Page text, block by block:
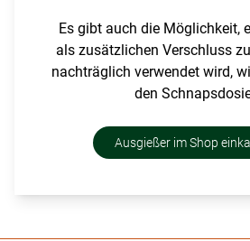
Es gibt auch die Möglichkeit,
als zusätzlichen Verschluss
nachträglich verwendet wird,
den
Ausgießer im Shop